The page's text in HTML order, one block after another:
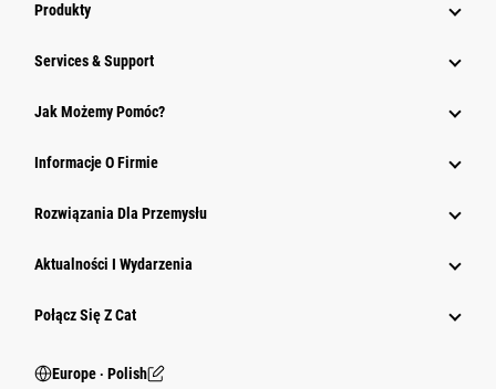
Produkty
Services & Support
Jak Możemy Pomóc?
Informacje O Firmie
Rozwiązania Dla Przemysłu
Aktualności I Wydarzenia
Połącz Się Z Cat
Europe ‧ Polish